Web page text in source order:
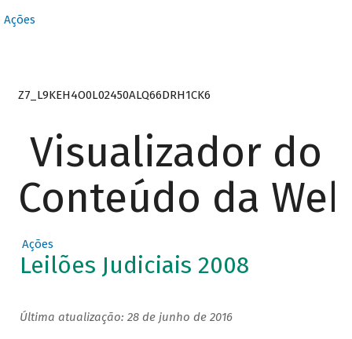
Ações
Z7_L9KEH4O0L02450ALQ66DRH1CK6
Visualizador do
Conteúdo da Web
Ações
Leilões Judiciais 2008
Última atualização: 28 de junho de 2016